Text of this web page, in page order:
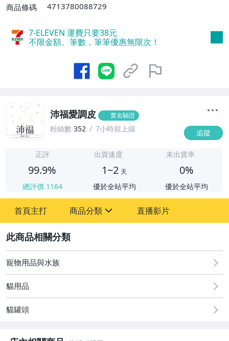
商品條碼
4713780088729
7-ELEVEN 運費只要38元
不限金額、筆數，筆筆優惠無限次！
沛福愛調皮 實名驗證
粉絲數 352 7小時前上線 追蹤
正評
99.9%
總評價 1164
出貨速度
1~2 天
優於全站平均
未出貨率
0%
優於全站平均
首頁主打 商品分類
寵物用品與水族
直播影片
寵物用品與水族
貓用品
貓罐頭